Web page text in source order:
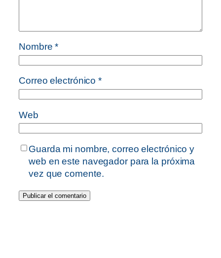
Nombre*
Correo electrónico*
Web
Guarda mi nombre, correo electrónico y
web en este navegador para la próxima
vez que comente.